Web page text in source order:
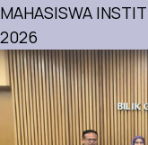
MAHASISWA
2026